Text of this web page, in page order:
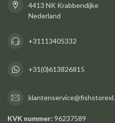
4413 NK Krabbendijke
Nederland
+31113405332
+31(0)613826815
KVK nummer: 96237589